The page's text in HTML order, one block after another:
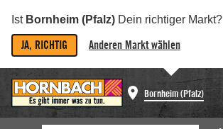
Ist Bornheim (Pfalz) Dein richtiger Markt?
JA, RICHTIG Anderen Markt wählen
Bornheim (Pfalz)